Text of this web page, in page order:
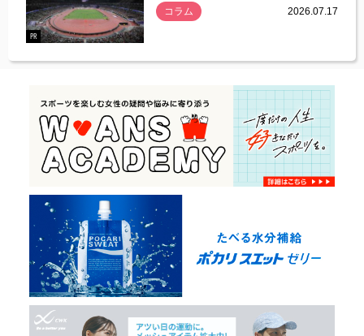
PR
コラム
2026.07.17